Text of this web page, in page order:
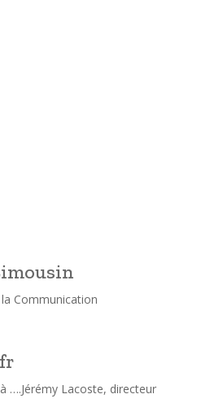
Communication
….Jérémy Lacoste, directeur